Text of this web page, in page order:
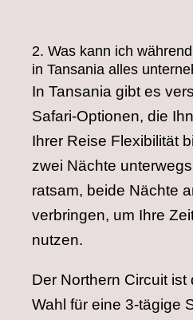
2. Was kann ich
in Tansania alles
In Tansania gibt es
Safari-Optionen, die
Ihrer Reise Flexibilität
zwei Nächte
ratsam, beide Nächte
verbringen, um Ihre
nutzen.
Der Northern Circuit ist
Wahl für eine 3-tägige